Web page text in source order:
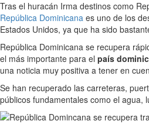
Tras el huracán Irma destinos como
República Dominicana es uno de los
Estados Unidos, ya que ha sido
República Dominicana se recupera
el más importante para el país
una noticia muy positiva a tener en
Se han recuperado las carreteras,
públicos fundamentales como el agua,